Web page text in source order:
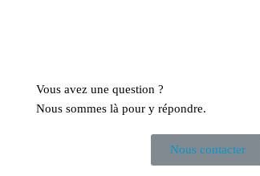
Vous avez une question ?
Nous sommes là pour y répondre.
Nous contacter